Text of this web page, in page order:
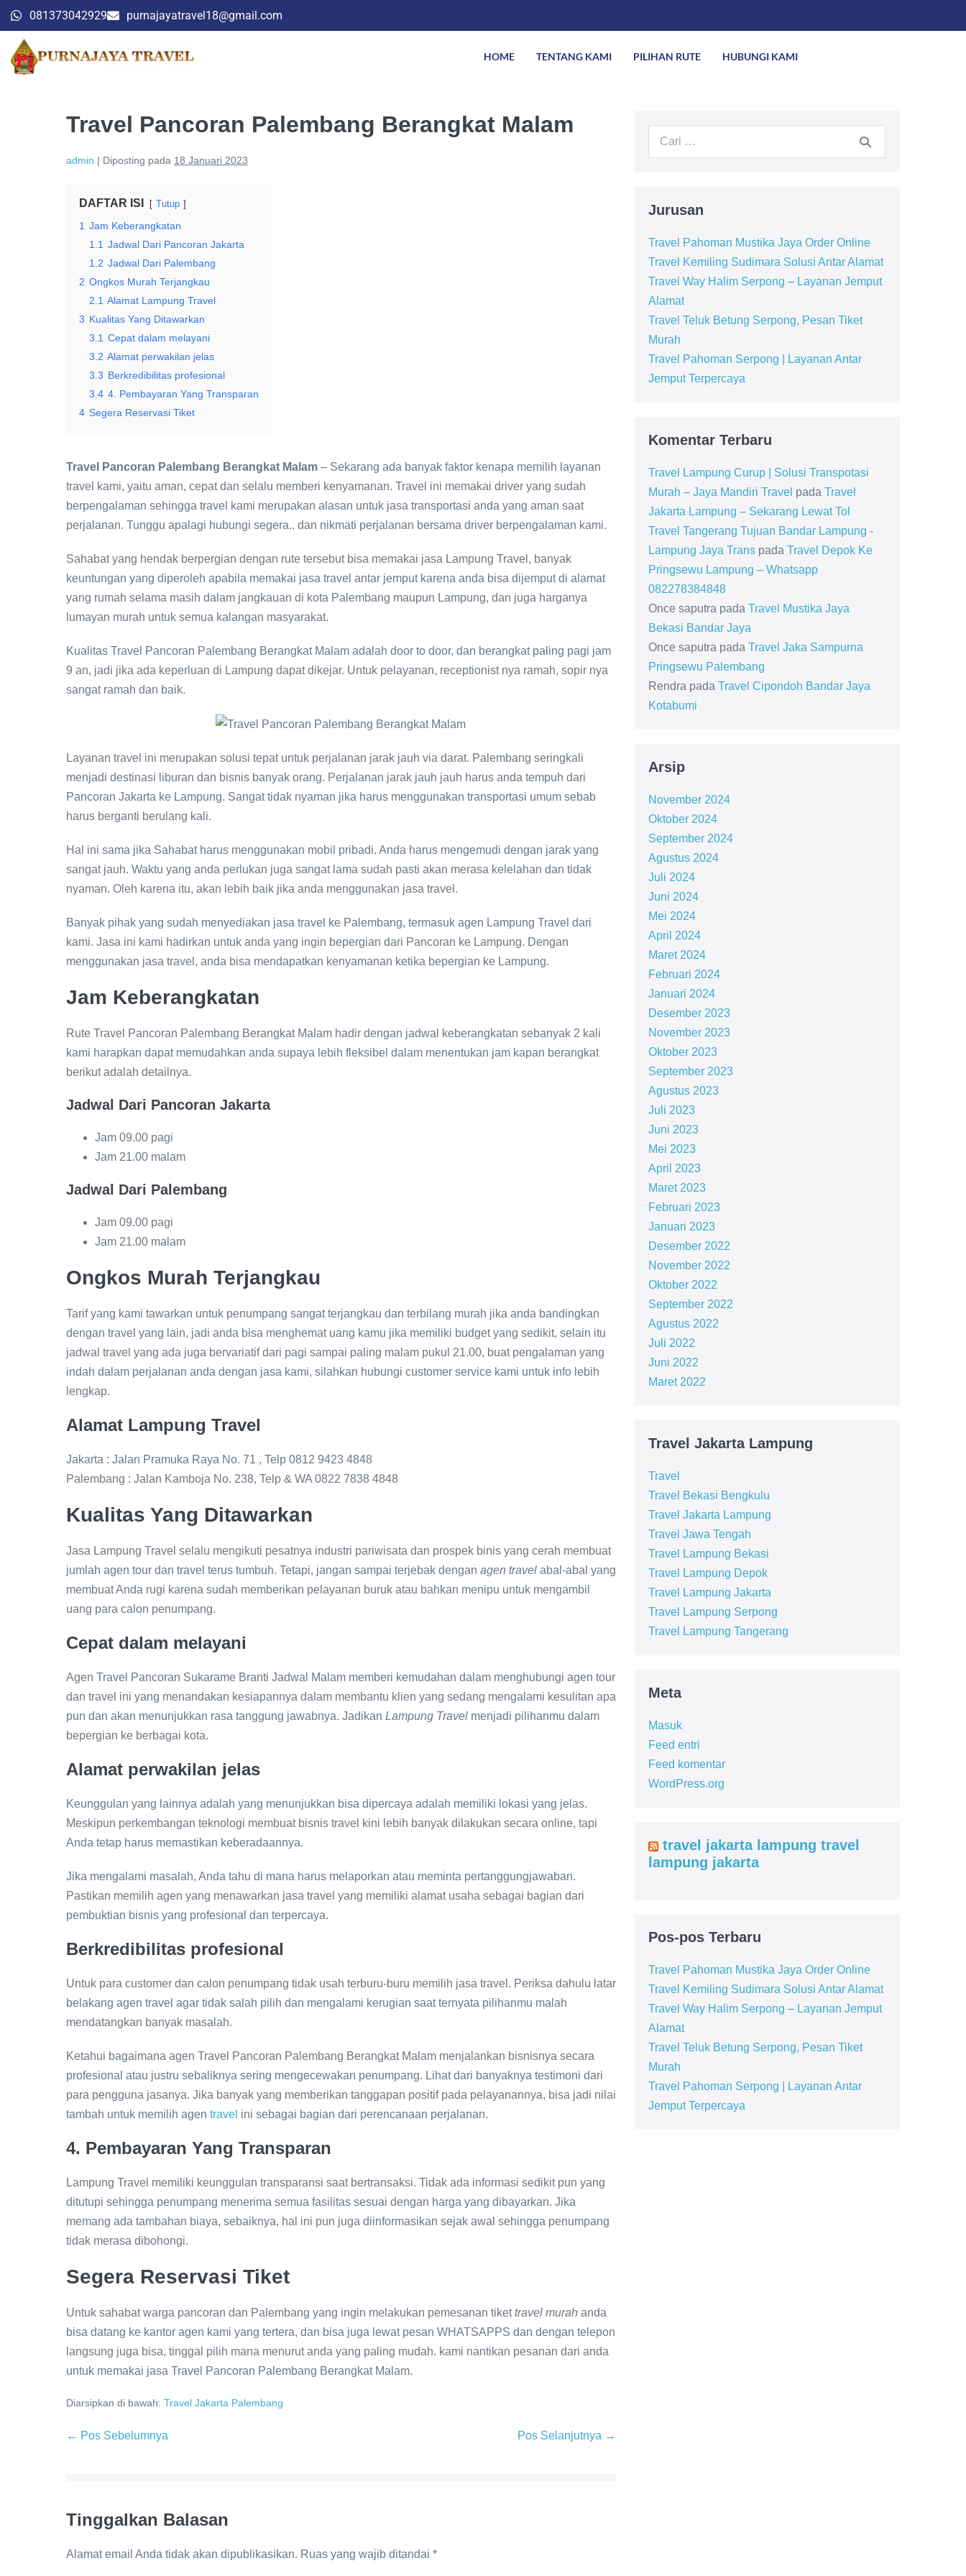
081373042929 purnajayatravel18@gmail.com
HOME TENTANG KAMI PILIHAN RUTE HUBUNGI KAMI
Travel Pancoran Palembang Berangkat Malam
admin | Diposting pada 18 Januari 2023
DAFTAR ISI Tutup
1 Jam Keberangkatan
1.1 Jadwal Dari Pancoran Jakarta
1.2 Jadwal Dari Palembang
2 Ongkos Murah Terjangkau
2.1 Alamat Lampung Travel
3 Kualitas Yang Ditawarkan
3.1 Cepat dalam melayani
3.2 Alamat perwakilan jelas
3.3 Berkredibilitas profesional
3.4 4. Pembayaran Yang Transparan
4 Segera Reservasi Tiket
Travel Pancoran Palembang Berangkat Malam – Sekarang ada banyak faktor kenapa memilih layanan
travel kami, yaitu aman, cepat dan selalu memberi kenyamanan. Travel ini memakai driver yang sudah
berpengalaman sehingga travel kami merupakan alasan untuk jasa transportasi anda yang aman saat
perjalanan. Tunggu apalagi hubungi segera.. dan nikmati perjalanan bersama driver berpengalaman kami.
Sahabat yang hendak berpergian dengan rute tersebut bisa memakai jasa Lampung Travel, banyak
keuntungan yang diperoleh apabila memakai jasa travel antar jemput karena anda bisa dijemput di alamat
yang rumah selama masih dalam jangkauan di kota Palembang maupun Lampung, dan juga harganya
lumayan murah untuk semua kalangan masyarakat.
Kualitas Travel Pancoran Palembang Berangkat Malam adalah door to door, dan berangkat paling pagi jam
9 an, jadi jika ada keperluan di Lampung dapat dikejar. Untuk pelayanan, receptionist nya ramah, sopir nya
sangat ramah dan baik.
Layanan travel ini merupakan solusi tepat untuk perjalanan jarak jauh via darat. Palembang seringkali
menjadi destinasi liburan dan bisnis banyak orang. Perjalanan jarak jauh jauh harus anda tempuh dari
Pancoran Jakarta ke Lampung. Sangat tidak nyaman jika harus menggunakan transportasi umum sebab
harus berganti berulang kali.
Hal ini sama jika Sahabat harus menggunakan mobil pribadi. Anda harus mengemudi dengan jarak yang
sangat jauh. Waktu yang anda perlukan juga sangat lama sudah pasti akan merasa kelelahan dan tidak
nyaman. Oleh karena itu, akan lebih baik jika anda menggunakan jasa travel.
Banyak pihak yang sudah menyediakan jasa travel ke Palembang, termasuk agen Lampung Travel dari
kami. Jasa ini kami hadirkan untuk anda yang ingin bepergian dari Pancoran ke Lampung. Dengan
menggunakan jasa travel, anda bisa mendapatkan kenyamanan ketika bepergian ke Lampung.
Jam Keberangkatan
Rute Travel Pancoran Palembang Berangkat Malam hadir dengan jadwal keberangkatan sebanyak 2 kali
kami harapkan dapat memudahkan anda supaya lebih fleksibel dalam menentukan jam kapan berangkat
berikut adalah detailnya.
Jadwal Dari Pancoran Jakarta
Jam 09.00 pagi
Jam 21.00 malam
Jadwal Dari Palembang
Jam 09.00 pagi
Jam 21.00 malam
Ongkos Murah Terjangkau
Tarif yang kami tawarkan untuk penumpang sangat terjangkau dan terbilang murah jika anda bandingkan
dengan travel yang lain, jadi anda bisa menghemat uang kamu jika memiliki budget yang sedikit, selain itu
jadwal travel yang ada juga bervariatif dari pagi sampai paling malam pukul 21.00, buat pengalaman yang
indah dalam perjalanan anda dengan jasa kami, silahkan hubungi customer service kami untuk info lebih
lengkap.
Alamat Lampung Travel
Jakarta : Jalan Pramuka Raya No. 71 , Telp 0812 9423 4848
Palembang : Jalan Kamboja No. 238, Telp & WA 0822 7838 4848
Kualitas Yang Ditawarkan
Jasa Lampung Travel selalu mengikuti pesatnya industri pariwisata dan prospek binis yang cerah membuat
jumlah agen tour dan travel terus tumbuh. Tetapi, jangan sampai terjebak dengan agen travel abal-abal yang
membuat Anda rugi karena sudah memberikan pelayanan buruk atau bahkan menipu untuk mengambil
uang para calon penumpang.
Cepat dalam melayani
Agen Travel Pancoran Sukarame Branti Jadwal Malam memberi kemudahan dalam menghubungi agen tour
dan travel ini yang menandakan kesiapannya dalam membantu klien yang sedang mengalami kesulitan apa
pun dan akan menunjukkan rasa tanggung jawabnya. Jadikan Lampung Travel menjadi pilihanmu dalam
bepergian ke berbagai kota.
Alamat perwakilan jelas
Keunggulan yang lainnya adalah yang menunjukkan bisa dipercaya adalah memiliki lokasi yang jelas.
Meskipun perkembangan teknologi membuat bisnis travel kini lebih banyak dilakukan secara online, tapi
Anda tetap harus memastikan keberadaannya.
Jika mengalami masalah, Anda tahu di mana harus melaporkan atau meminta pertanggungjawaban.
Pastikan memilih agen yang menawarkan jasa travel yang memiliki alamat usaha sebagai bagian dari
pembuktian bisnis yang profesional dan terpercaya.
Berkredibilitas profesional
Untuk para customer dan calon penumpang tidak usah terburu-buru memilih jasa travel. Periksa dahulu latar
belakang agen travel agar tidak salah pilih dan mengalami kerugian saat ternyata pilihanmu malah
mendatangkan banyak masalah.
Ketahui bagaimana agen Travel Pancoran Palembang Berangkat Malam menjalankan bisnisnya secara
profesional atau justru sebaliknya sering mengecewakan penumpang. Lihat dari banyaknya testimoni dari
para pengguna jasanya. Jika banyak yang memberikan tanggapan positif pada pelayanannya, bisa jadi nilai
tambah untuk memilih agen travel ini sebagai bagian dari perencanaan perjalanan.
4. Pembayaran Yang Transparan
Lampung Travel memiliki keunggulan transparansi saat bertransaksi. Tidak ada informasi sedikit pun yang
ditutupi sehingga penumpang menerima semua fasilitas sesuai dengan harga yang dibayarkan. Jika
memang ada tambahan biaya, sebaiknya, hal ini pun juga diinformasikan sejak awal sehingga penumpang
tidak merasa dibohongi.
Segera Reservasi Tiket
Untuk sahabat warga pancoran dan Palembang yang ingin melakukan pemesanan tikettravel murah anda
bisa datang ke kantor agen kami yang tertera, dan bisa juga lewat pesan WHATSAPPS dan dengan telepon
langsung juga bisa, tinggal pilih mana menurut anda yang paling mudah. kami nantikan pesanan dari anda
untuk memakai jasa Travel Pancoran Palembang Berangkat Malam.
Diarsipkan di bawah: Travel Jakarta Palembang
← Pos Sebelumnya Pos Selanjutnya →
Tinggalkan Balasan
Alamat email Anda tidak akan dipublikasikan. Ruas yang wajib ditandai *
Jurusan
Travel Pahoman Mustika Jaya Order Online
Travel Kemiling Sudimara Solusi Antar Alamat
Travel Way Halim Serpong – Layanan Jemput
Alamat
Travel Teluk Betung Serpong, Pesan Tiket
Murah
Travel Pahoman Serpong | Layanan Antar
Jemput Terpercaya
Komentar Terbaru
Travel Lampung Curup | Solusi Transpotasi
Murah – Jaya Mandiri Travel pada Travel
Jakarta Lampung – Sekarang Lewat Tol
Travel Tangerang Tujuan Bandar Lampung -
Lampung Jaya Transpada Travel Depok Ke
Pringsewu Lampung – Whatsapp
082278384848
Once saputra pada Travel Mustika Jaya
Bekasi Bandar Jaya
Once saputra pada Travel Jaka Sampurna
Pringsewu Palembang
Rendra pada Travel Cipondoh Bandar Jaya
Kotabumi
Arsip
November 2024
Oktober 2024
September 2024
Agustus 2024
Juli 2024
Juni 2024
Mei 2024
April 2024
Maret 2024
Februari 2024
Januari 2024
Desember 2023
November 2023
Oktober 2023
September 2023
Agustus 2023
Juli 2023
Juni 2023
Mei 2023
April 2023
Maret 2023
Februari 2023
Januari 2023
Desember 2022
November 2022
Oktober 2022
September 2022
Agustus 2022
Juli 2022
Juni 2022
Maret 2022
Travel Jakarta Lampung
Travel
Travel Bekasi Bengkulu
Travel Jakarta Lampung
Travel Jawa Tengah
Travel Lampung Bekasi
Travel Lampung Depok
Travel Lampung Jakarta
Travel Lampung Serpong
Travel Lampung Tangerang
Meta
Masuk
Feed entri
Feed komentar
WordPress.org
travel jakarta lampung travel
lampung jakarta
Pos-pos Terbaru
Travel Pahoman Mustika Jaya Order Online
Travel Kemiling Sudimara Solusi Antar Alamat
Travel Way Halim Serpong – Layanan Jemput
Alamat
Travel Teluk Betung Serpong, Pesan Tiket
Murah
Travel Pahoman Serpong | Layanan Antar
Jemput Terpercaya